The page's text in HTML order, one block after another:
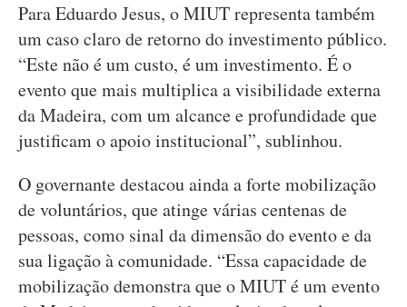
Para Eduardo Jesus, o MIUT representa também
um caso claro de retorno do investimento público.
“Este não é um custo, é um investimento. É o
evento que mais multiplica a visibilidade externa
da Madeira, com um alcance e profundidade que
justificam o apoio institucional”, sublinhou.
O governante destacou ainda a forte mobilização
de voluntários, que atinge várias centenas de
pessoas, como sinal da dimensão do evento e da
sua ligação à comunidade. “Essa capacidade de
mobilização demonstra que o MIUT é um evento